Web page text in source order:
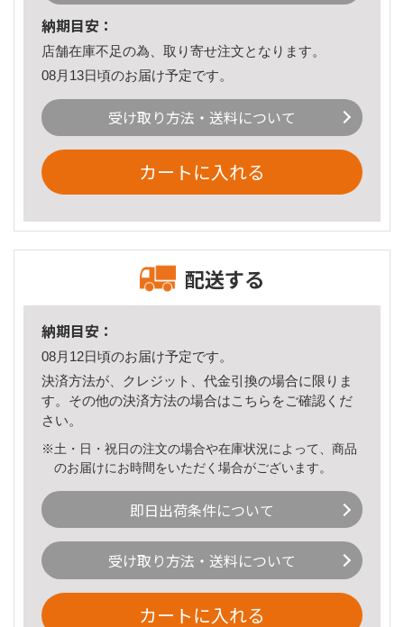
納期目安：
店舗在庫不足の為、取り寄せ注文となります。
08月13日頃のお届け予定です。
受け取り方法・送料について
カートに入れる
配送する
納期目安：
08月12日頃のお届け予定です。
決済方法が、クレジット、代金引換の場合に限りま
す。その他の決済方法の場合はこちら をご確認くだ
さい。
※土・日・祝日の注文の場合や在庫状況によって、商品
のお届けにお時間をいただく場合がございます。
即日出荷条件について
受け取り方法・送料について
カートに入れる